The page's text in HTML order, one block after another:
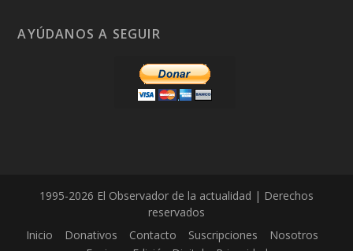
AYÚDANOS A SEGUIR
1995-2026 El Observador de la actualidad | Derechos
reservados
Inicio
Donativos Contacto Suscripciones
Nosotros